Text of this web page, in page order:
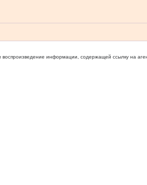
информации, содержащей ссылку на